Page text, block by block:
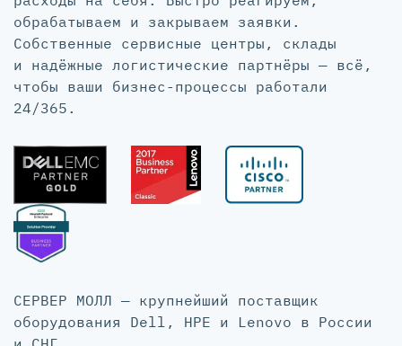
обрабатываем и закрываем заявки.
Собственные сервисные центры, склады
и надёжные логистические партнёры — всё,
чтобы ваши бизнес-процессы работали
24/365.
СЕРВЕР МОЛЛ — крупнейший поставщик
оборудования Dell, HPE и Lenovo в России